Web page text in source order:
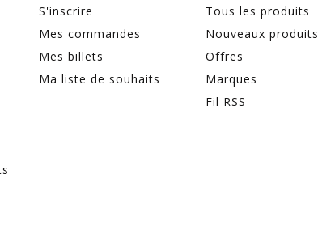
S'inscrire
Mes commandes
Mes billets
Ma liste de souhaits
Tous les produits
Nouveaux produits
Offres
Marques
Fil RSS